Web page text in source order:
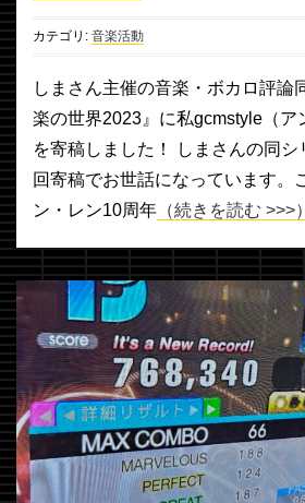
カテゴリ: 音楽活動
しまさん主催の音楽・ボカロ評論
楽の世界2023』に私gcmstyle（ア
を寄稿しました！ しまさんの同
回寄稿でお世話になっています。
ン・レン10周年 （続きを読む >>>）